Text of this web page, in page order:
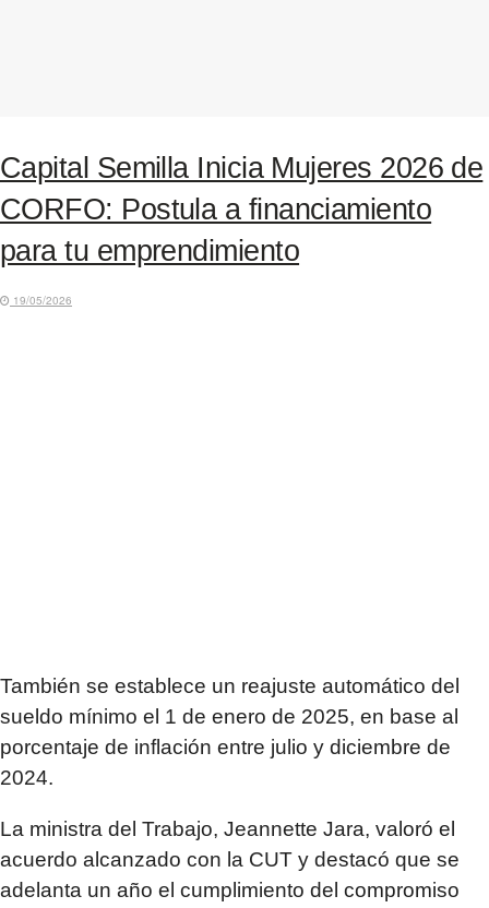
Capital Semilla Inicia Mujeres 2026 de
CORFO: Postula a financiamiento
para tu emprendimiento
19/05/2026
También se establece un reajuste automático del
sueldo mínimo el 1 de enero de 2025, en base al
porcentaje de inflación entre julio y diciembre de
2024.
La ministra del Trabajo, Jeannette Jara, valoró el
acuerdo alcanzado con la CUT y destacó que se
adelanta un año el cumplimiento del compromiso